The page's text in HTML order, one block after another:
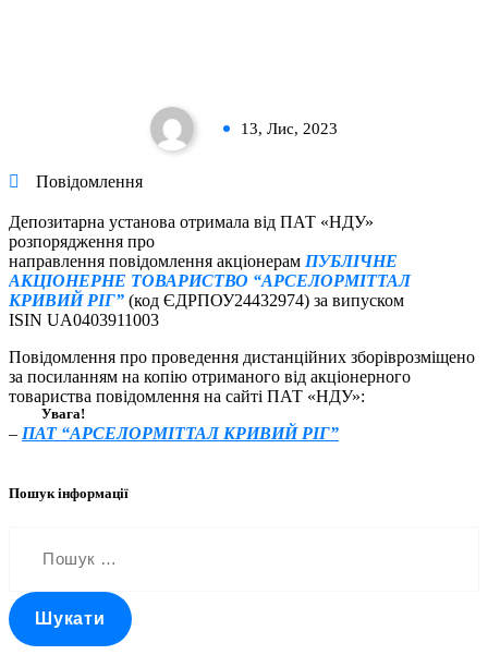
13, Лис, 2023
Повідомлення
Увага!
Депозитарна установа отримала від ПАТ «НДУ»
розпорядження про
направлення повідомлення акціонерам ПУБЛІЧНЕ
АКЦІОНЕРНЕ ТОВАРИСТВО “АРСЕЛОРМІТТАЛ
КРИВИЙ РІГ” (код ЄДРПОУ24432974) за випуском
ISIN UA0403911003
Повідомлення про проведення дистанційних зборіврозміщено
за посиланням на копію отриманого від акціонерного
товариства повідомлення на сайті ПАТ «НДУ»:
– ПАТ “АРСЕЛОРМІТТАЛ КРИВИЙ РІГ”
Пошук інформації